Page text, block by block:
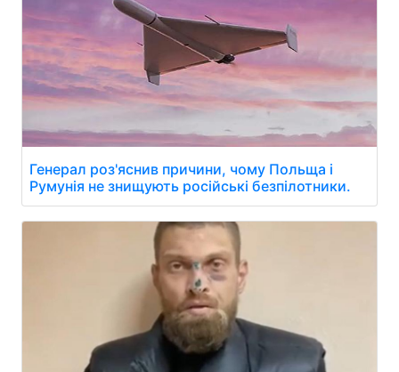
Генерал роз'яснив причини, чому Польща і
Румунія не знищують російські безпілотники.